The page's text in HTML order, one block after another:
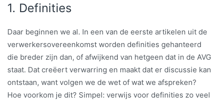
1. Definities
Daar beginnen we al. In een van de eerste artikelen uit de
verwerkersovereenkomst worden definities gehanteerd
die breder zijn dan, of afwijkend van hetgeen dat in de AVG
staat. Dat creëert verwarring en maakt dat er discussie kan
ontstaan, want volgen we de wet of wat we afspreken?
Hoe voorkom je dit? Simpel: verwijs voor definities zo veel